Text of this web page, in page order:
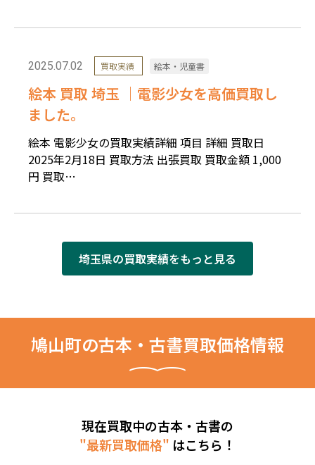
2025.07.02 買取実績 絵本・児童書
絵本 買取 埼玉 ｜電影少女を高価買取し
ました。
絵本 電影少女の買取実績詳細 項目 詳細 買取日
2025年2月18日 買取方法 出張買取 買取金額 1,000
円 買取…
埼玉県の買取実績をもっと見る
鳩山町の古本・古書買取価格情報
現在買取中の古本・古書の
"最新買取価格" はこちら！